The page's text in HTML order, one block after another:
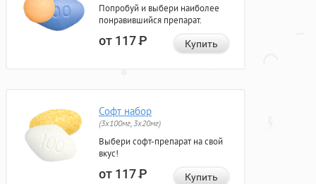
Попробуй и выбери наиболее
понравившийся препарат.
от 117Р Купить
Софт набор
(3x100мг, 3x20мг)
Выбери софт-препарат на свой
вкус!
от 117Р Купить